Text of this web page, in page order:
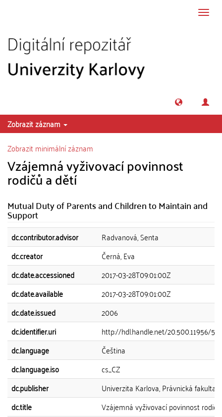
Zobrazit záznam
Zobrazit minimální záznam
Vzájemná vyživovací povinnost
rodičů a dětí
Mutual Duty of Parents and Children to Maintain and
Support
dc.contributor.advisor
Radvanová, Senta
dc.creator
Černá, Eva
dc.date.accessioned
2017-03-28T09:01:00Z
dc.date.available
2017-03-28T09:01:00Z
dc.date.issued
2006
dc.identifier.uri
http://hdl.handle.net/20.500.11956/
dc.language
Čeština
dc.language.iso
cs_CZ
dc.publisher
Univerzita Karlova, Právnická fakulta
dc.title
Vzájemná vyživovací povinnost